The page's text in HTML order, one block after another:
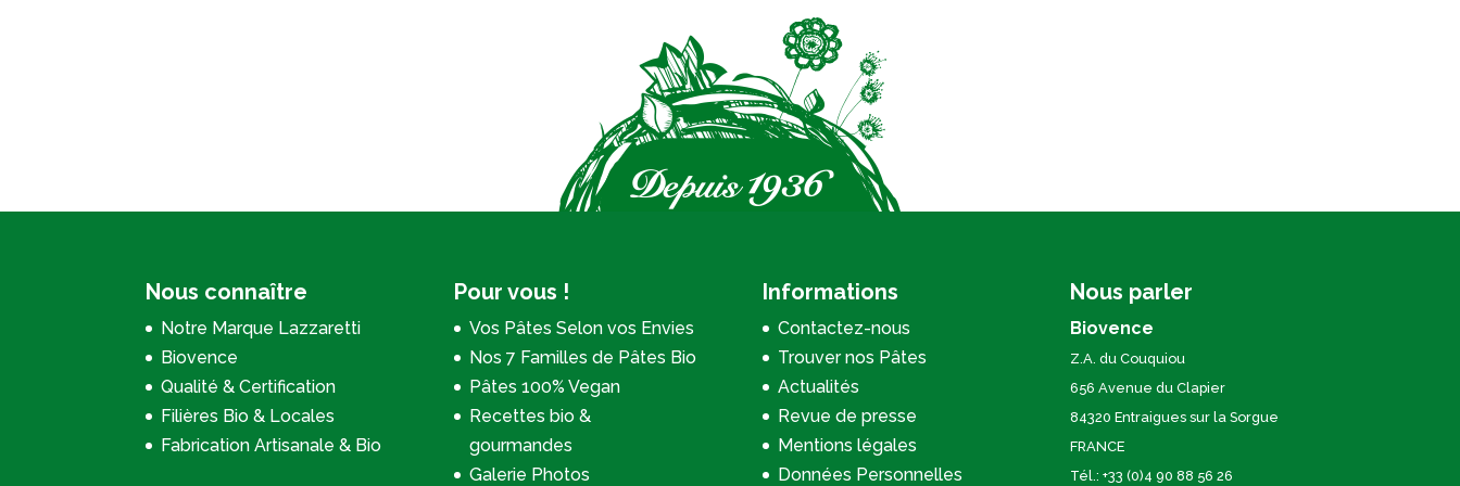
Nous connaître
Notre Marque Lazzaretti
Biovence
Qualité & Certification
Filières Bio & Locales
Fabrication Artisanale & Bio
Pour vous !
Vos Pâtes Selon vos Envies
Nos 7 Familles de Pâtes Bio
Pâtes 100% Vegan
Recettes bio &
gourmandes
Galerie Photos
Informations
Contactez-nous
Trouver nos Pâtes
Actualités
Revue de presse
Mentions légales
Données Personnelles
Nous parler
Biovence
Z.A. du Couquiou
656 Avenue du Clapier
84320 Entraigues sur la Sorgue
FRANCE
Tél.: +33 (0)4 90 88 56 26